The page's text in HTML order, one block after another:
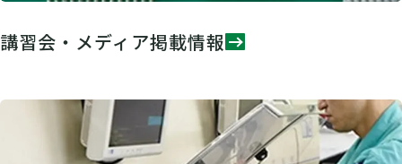
講習会・メディア掲載情報